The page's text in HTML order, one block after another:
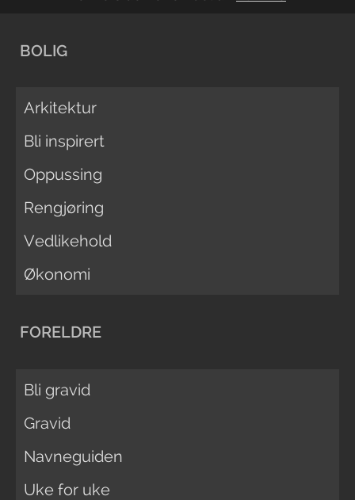
BOLIG
Arkitektur
Bli inspirert
Oppussing
Rengjøring
Vedlikehold
Økonomi
FORELDRE
Bli gravid
Gravid
Navneguiden
Uke for uke